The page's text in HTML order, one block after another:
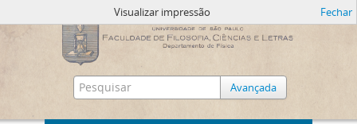
Avançada
Visualizar impressão Fechar